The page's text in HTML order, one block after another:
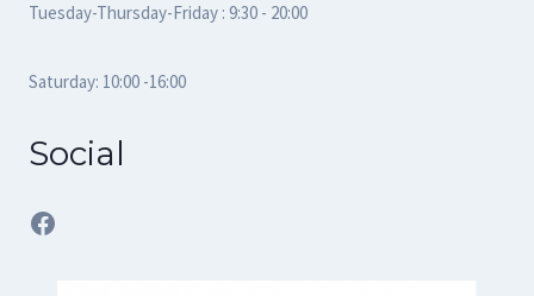
Tuesday-Thursday-Friday : 9:30 - 20:00
Saturday: 10:00 -16:00
Social
Facebook